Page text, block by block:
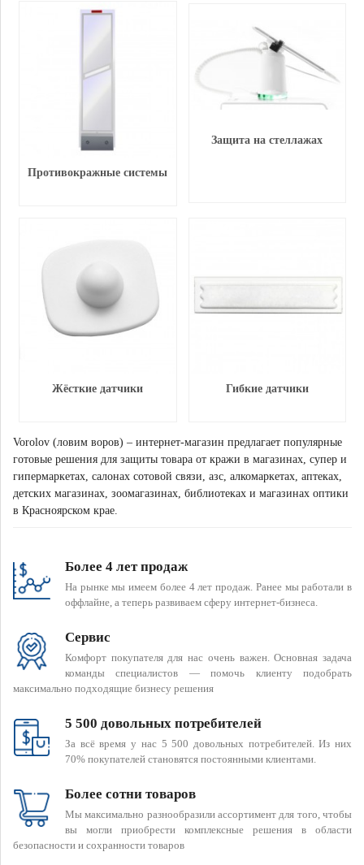
Противокражные системы
Защита на стеллажах
Жёсткие датчики Гибкие датчики
Vorolov (ловим воров) – интернет-магазин предлагает популярные
готовые решения для защиты товара от кражи в магазинах, супер и
гипермаркетах, салонах сотовой связи, азс, алкомаркетах, аптеках,
детских магазинах, зоомагазинах, библиотеках и магазинах оптики
в Красноярском крае.
Более 4 лет продаж
На рынке мы имеем более 4 лет продаж. Ранее мы работали в
оффлайне, а теперь развиваем сферу интернет-бизнеса.
Сервис
Комфорт покупателя для нас очень важен. Основная задача
команды специалистов — помочь клиенту подобрать
максимально подходящие бизнесу решения
5 500 довольных потребителей
За всё время у нас 5 500 довольных потребителей. Из них
70% покупателей становятся постоянными клиентами.
Более сотни товаров
Мы максимально разнообразили ассортимент для того, чтобы
вы могли приобрести комплексные решения в области
безопасности и сохранности товаров